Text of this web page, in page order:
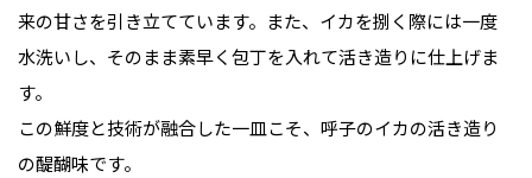
来の甘さを引き立てています。また、イカを捌く際には一度
水洗いし、そのまま素早く包丁を入れて活き造りに仕上げま
す。
この鮮度と技術が融合した一皿こそ、呼子のイカの活き造り
の醍醐味です。